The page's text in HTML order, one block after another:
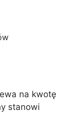
na kwotę
stanowi